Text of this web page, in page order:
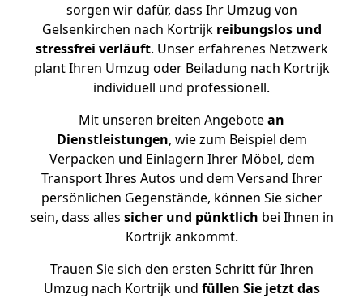
sorgen wir dafür, dass Ihr Umzug von
Gelsenkirchen nach Kortrijk reibungslos und
stressfrei verläuft. Unser erfahrenes Netzwerk
plant Ihren Umzug oder Beiladung nach Kortrijk
individuell und professionell.
Mit unseren breiten Angebotean
Dienstleistungen, wie zum Beispiel dem
Verpacken und Einlagern Ihrer Möbel, dem
Transport Ihres Autos und dem Versand Ihrer
persönlichen Gegenstände, können Sie sicher
sein, dass alles sicher und pünktlich bei Ihnen in
Kortrijk ankommt.
Trauen Sie sich den ersten Schritt für Ihren
Umzug nach Kortrijk und füllen Sie jetzt das